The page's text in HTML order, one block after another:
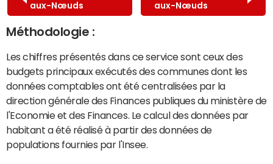
aux-Nœuds
aux-Nœuds
Méthodologie :
Les chiffres présentés dans ce service sont ceux des
budgets principaux exécutés des communes dont les
données comptables ont été centralisées par la
direction générale des Finances publiques du ministère de
l'Economie et des Finances. Le calcul des données par
habitant a été réalisé à partir des données de
populations fournies par l'Insee.